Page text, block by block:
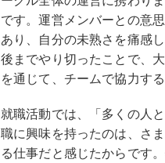
です。運営メンバーとの意
あり、自分の未熟さを痛感
後までやり切ったことで、
を通じて、チームで協力す
就職活動では、「多くの人
職に興味を持ったのは、さ
る仕事だと感じたからです